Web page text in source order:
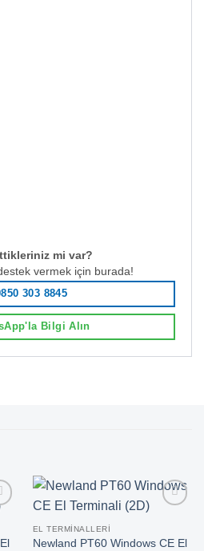
mi var?
vermek için burada!
303 8845
Bilgi Alın
EL TERMINALLERI
Newland PT60 Windows CE El